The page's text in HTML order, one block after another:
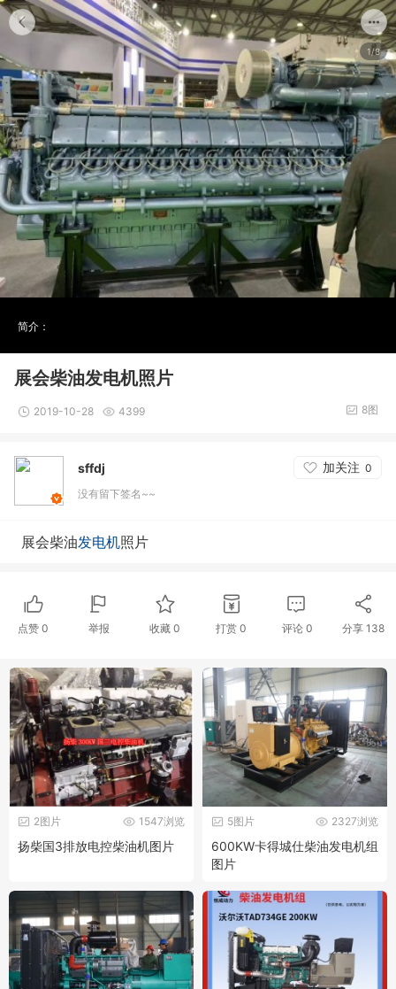
1/8
简介：
展会柴油发电机照片
2019-10-28 4399 8图
sffdj 加关注 0
没有留下签名~~
展会柴油发电机照片
点赞 0 举报 收藏0 打赏 0 评论 0 分享 138
1547浏览
2图片
扬柴国3排放电控柴油机图片
2327浏览
5图片
600KW卡得城仕柴油发电机组
图片